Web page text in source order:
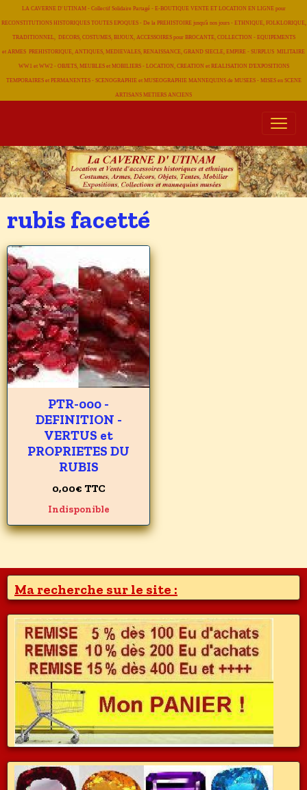
LA CAVERNE D' UTINAM - Collectif Solidaire Partagé - E-BOUTIQUE VENTE ET LOCATION EN LIGNE pour
RECONSTITUTIONS HISTORIQUES TOUTES EPOQUES - De la PREHISTOIRE jusqu'à nos jours - ETHNIQUE, FOLKLORIQUE,
TRADITIONNEL, DECORS, COSTUMES, BIJOUX, ACCESSOIRES pour BROCANTE, COLLECTION - EQUIPEMENTS
et ARMES PREHISTORIQUE, ANTIQUES, MEDIEVALES, RENAISSANCE, GRAND SIECLE, EMPIRE - SURPLUS MILITAIRE
WW1 et WW2 - OBJETS, MEUBLES et MOBILIERS - LOCATION, CREATION et REALISATION D'EXPOSITIONS
TEMPORAIRES et PERMANENTES - SCENOGRAPHIE et MUSEOGRAPHIE MANNEQUINS de MUSEES - MISES en SCENE
ARTISANS METIERS ANCIENS
rubis facetté
PTR-000 -
DEFINITION -
VERTUS et
PROPRIETES DU
RUBIS
0,00€ TTC
Indisponible
Ma recherche sur le site :